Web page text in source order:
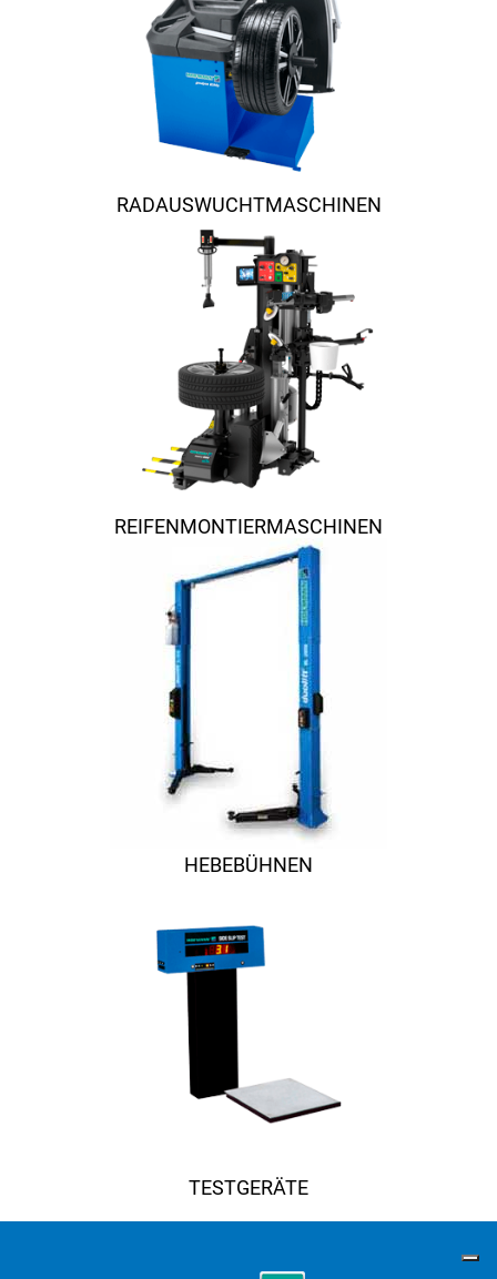
RADAUSWUCHTMASCHINEN
REIFENMONTIERMASCHINEN
HEBEBÜHNEN
TESTGERÄTE